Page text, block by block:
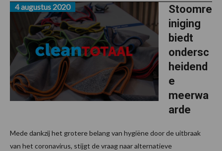
disposableStoomre
iniging
biedt
ondersc
heidend
e
meerwa
arde
4 augustus 2020
Mede dankzij het grotere belang van hygiëne door de uitbraak
van het coronavirus, stijgt de vraag naar alternatieve